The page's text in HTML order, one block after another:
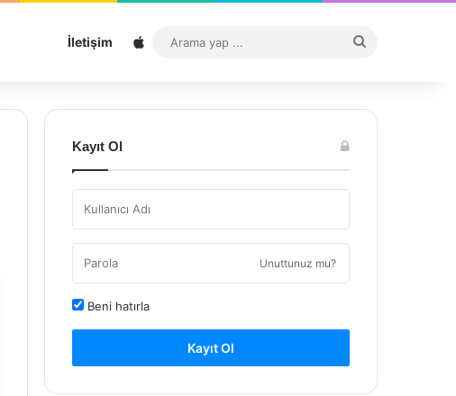
İletişim Sitemap
...
Kayıt Ol
Unuttunuz mu?
Beni hatırla
Kayıt Ol